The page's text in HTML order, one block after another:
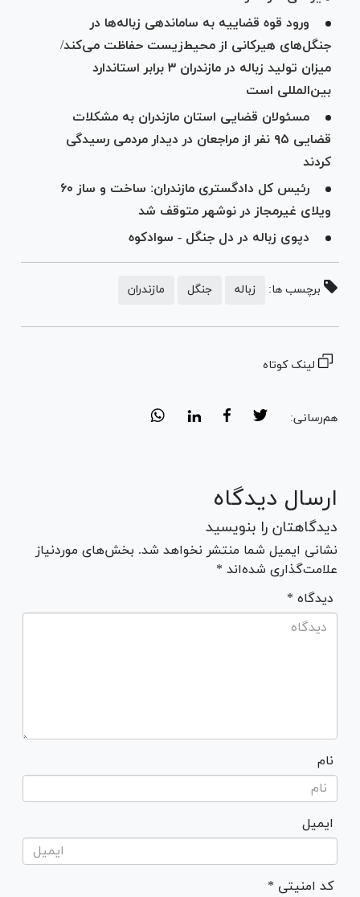
ورود قوه قضاییه به ساماندهی زباله‌ها در
جنگل‌های هیرکانی از محیط‌زیست حفاظت می‌کند/
میزان تولید زباله در مازندران ۳ برابر استاندارد
بین‌المللی است
مسئولان قضایی استان مازندران به مشکلات
قضایی ۹۵ نفر از مراجعان در دیدار مردمی رسیدگی
کردند
رئیس کل دادگستری مازندران: ساخت و ساز ۶۰
ویلای غیرمجاز در نوشهر متوقف شد
دپوی زباله در دل جنگل - سوادکوه
برچسب ها: زباله جنگل مازندران
لینک کوتاه
هم‌رسانی:
ارسال دیدگاه
دیدگاهتان را بنویسید
نشانی ایمیل شما منتشر نخواهد شد. بخش‌های موردنیاز
علامت‌گذاری شده‌اند *
* دیدگاه
نام
ایمیل
* کد امنیتی